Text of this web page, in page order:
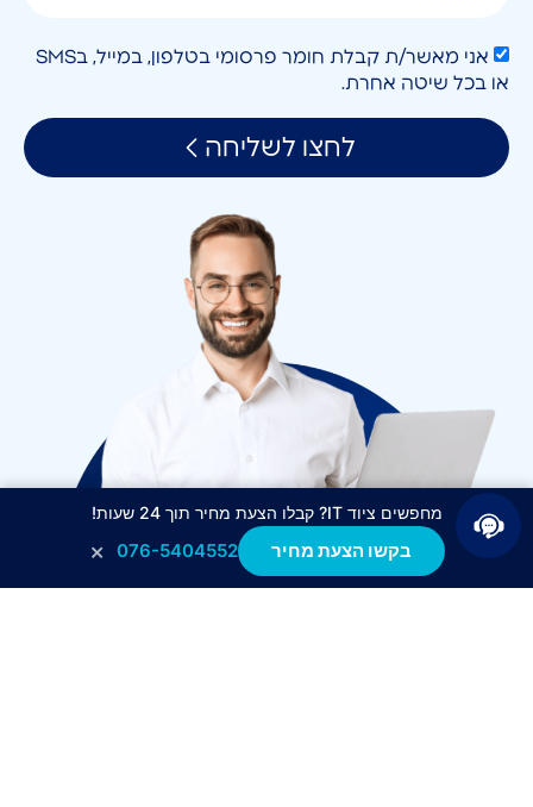
אני מאשר/ת קבלת חומר פרסומי בטלפון, במייל, בSMS
או בכל שיטה אחרת.
לחצו לשליחה
מחפשים ציוד IT? קבלו הצעת מחיר תוך 24 שעות!
בקשו הצעת מחיר 076-5404552
×